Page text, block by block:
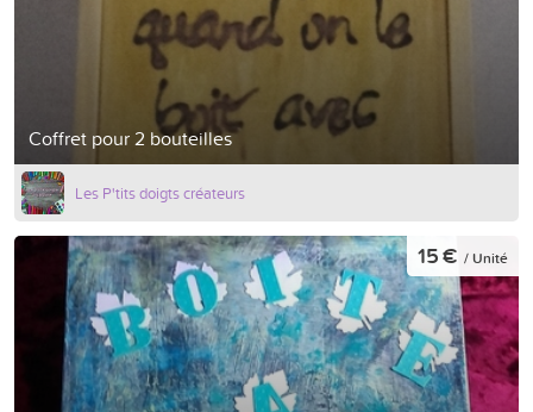
Coffret pour 2 bouteilles
Les P'tits doigts créateurs
15 € / Unité